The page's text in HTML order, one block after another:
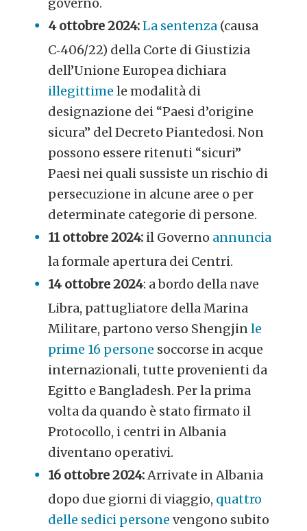
4 ottobre 2024:La sentenza (causa
C‑406/22) della Corte di Giustizia
dell’Unione Europea dichiara
illegittime le modalità di
designazione dei “Paesi d’origine
sicura” del Decreto Piantedosi. Non
possono essere ritenuti “sicuri”
Paesi nei quali sussiste un rischio di
persecuzione in alcune aree o per
determinate categorie di persone.
11 ottobre 2024: il Governo annuncia
la formale apertura dei Centri.
14 ottobre 2024: a bordo della nave
Libra, pattugliatore della Marina
Militare, partono verso Shengjinle
prime 16 persone soccorse in acque
internazionali, tutte provenienti da
Egitto e Bangladesh. Per la prima
volta da quando è stato firmato il
Protocollo, i centri in Albania
diventano operativi.
16 ottobre 2024:Arrivate in Albania
dopo due giorni di viaggio, quattro
delle sedici persone vengono subito